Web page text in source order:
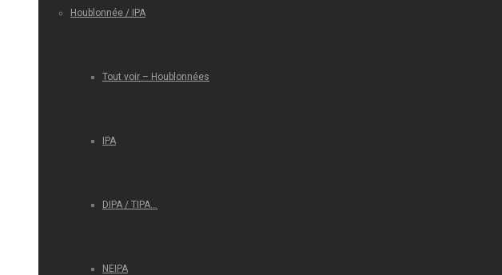
Houblonnée / IPA
Tout voir – Houblonnées
IPA
DIPA / TIPA…
NEIPA